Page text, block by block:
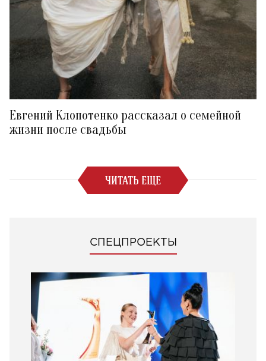
Евгений Клопотенко рассказал о семейной
жизни после свадьбы
ЧИТАТЬ ЕЩЕ
СПЕЦПРОЕКТЫ